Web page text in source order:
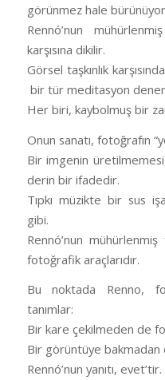
görünmez hale
Rennó’nun
karşısına dikilir.
Görsel taşkınlık
bir tür meditasyon
Her biri, kaybolmuş bir
Onun sanatı, fotoğrafın
Bir imgenin
derin bir ifadedir.
Tıpkı müzikte bir sus
gibi.
Rennó’nun
fotoğrafik araçlarıdır.
Bu noktada Renno,
tanımlar:
Bir kare çekilmeden de
Bir görüntüye bakmadan
Rennó’nun yanıtı, evet’tir.